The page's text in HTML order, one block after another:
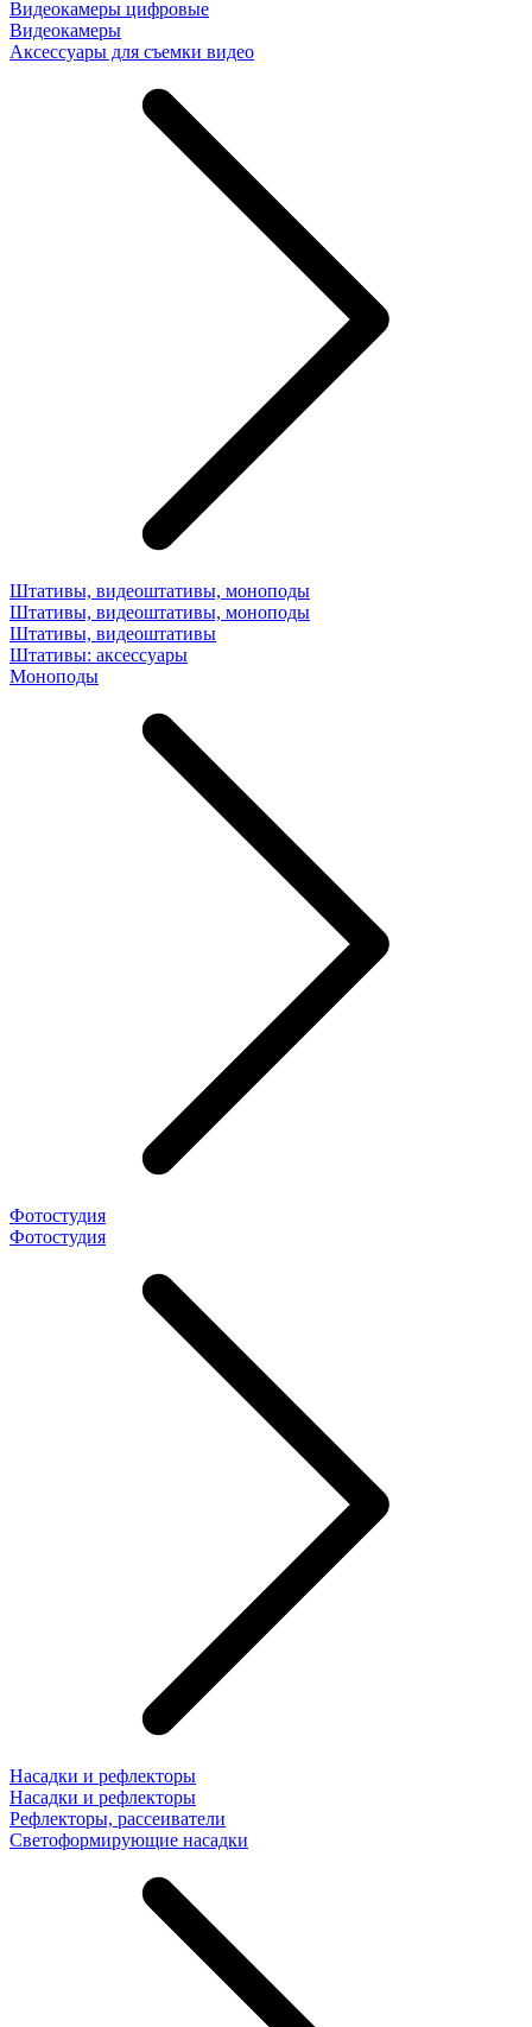
Видеокамеры цифровые
Видеокамеры
Аксессуары для съемки видео
Штативы, видеоштативы, моноподы
Штативы, видеоштативы, моноподы
Штативы, видеоштативы
Штативы: аксессуары
Моноподы
Фотостудия
Фотостудия
Насадки и рефлекторы
Насадки и рефлекторы
Рефлекторы, рассеиватели
Светоформирующие насадки